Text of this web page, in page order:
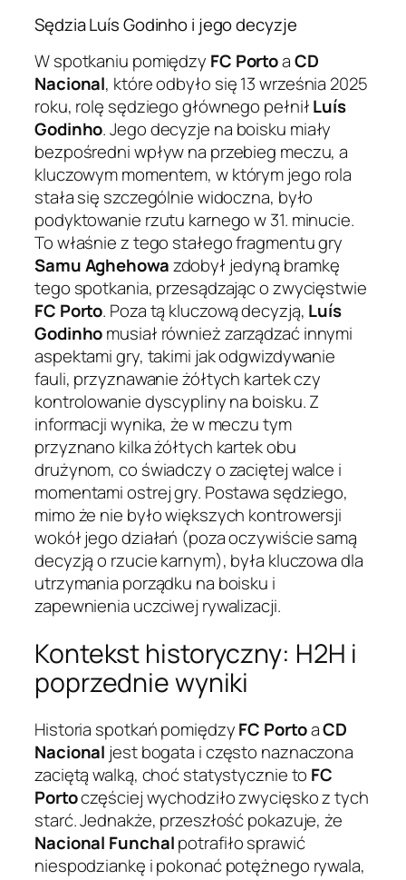
Sędzia Luís Godinho i jego decyzje
W spotkaniu pomiędzy FC PortoaCD
Nacional, które odbyło się 13 września 2025
roku, rolę sędziego głównego pełniłLuís
Godinho. Jego decyzje na boisku miały
bezpośredni wpływ na przebieg meczu, a
kluczowym momentem, w którym jego rola
stała się szczególnie widoczna, było
podyktowanie rzutu karnego w 31. minucie.
To właśnie z tego stałego fragmentu gry
Samu Aghehowazdobył jedyną bramkę
tego spotkania, przesądzając o zwycięstwie
FC Porto. Poza tą kluczową decyzją, Luís
Godinhomusiał również zarządzać innymi
aspektami gry, takimi jak odgwizdywanie
fauli, przyznawanie żółtych kartek czy
kontrolowanie dyscypliny na boisku. Z
informacji wynika, że w meczu tym
przyznano kilka żółtych kartek obu
drużynom, co świadczy o zaciętej walce i
momentami ostrej gry. Postawa sędziego,
mimo że nie było większych kontrowersji
wokół jego działań (poza oczywiście samą
decyzją o rzucie karnym), była kluczowa dla
utrzymania porządku na boisku i
zapewnienia uczciwej rywalizacji.
Kontekst historyczny: H2H i
poprzednie wyniki
Historia spotkań pomiędzyFC PortoaCD
Nacional jest bogata i często naznaczona
zaciętą walką, choć statystycznie to FC
Portoczęściej wychodziło zwycięsko z tych
starć. Jednakże, przeszłość pokazuje, że
Nacional Funchalpotrafiło sprawić
niespodziankę i pokonać potężnego rywala,